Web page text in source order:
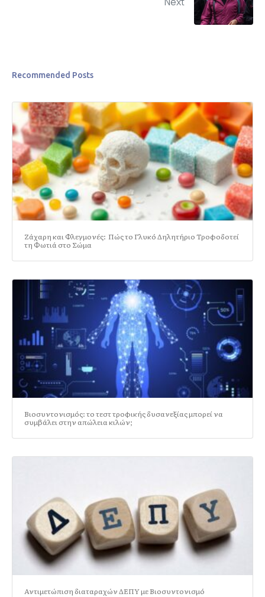
Recommended Posts
Ζάχαρη και Φλεγμονές: Πώς το Γλυκό Δηλητήριο Τροφοδοτεί
τη Φωτιά στο Σώμα
Βιοσυντονισμός: το τεστ τροφικής δυσανεξίας μπορεί να
συμβάλει στην απώλεια κιλών;
Αντιμετώπιση διαταραχών ΔΕΠΥ με Βιοσυντονισμό